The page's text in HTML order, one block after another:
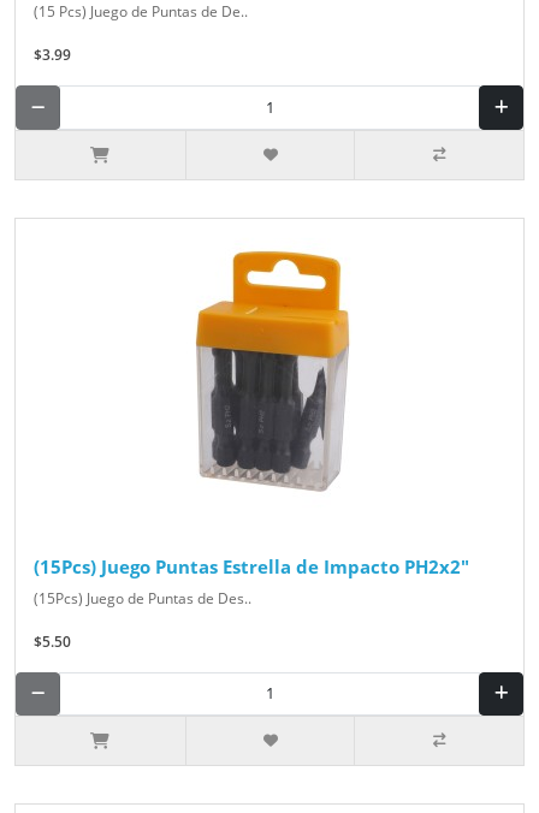
(15 Pcs) Juego de Puntas de De..
$3.99
(15Pcs) Juego Puntas Estrella de Impacto PH2x2"
(15Pcs) Juego de Puntas de Des..
$5.50